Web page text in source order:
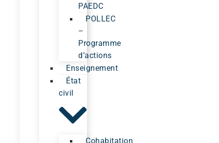
PAEDC
POLLEC
–
Programme
d’actions
Enseignement
État
civil
Cohabitation